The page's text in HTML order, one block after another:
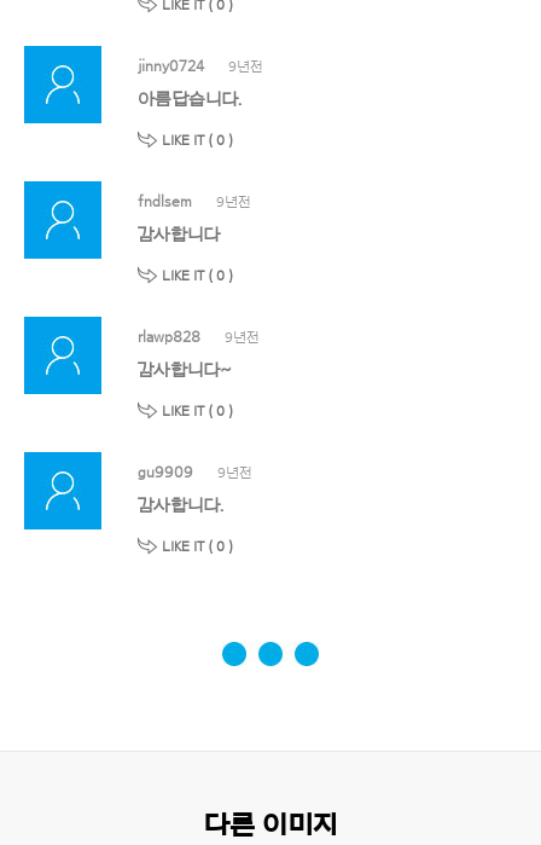
LIKE IT ( 0 )
jinny0724 9년전
아름답습니다.
LIKE IT ( 0 )
fndlsem 9년전
감사합니다
LIKE IT ( 0 )
rlawp828 9년전
감사합니다~
LIKE IT ( 0 )
gu9909 9년전
감사합니다.
LIKE IT ( 0 )
다른 이미지